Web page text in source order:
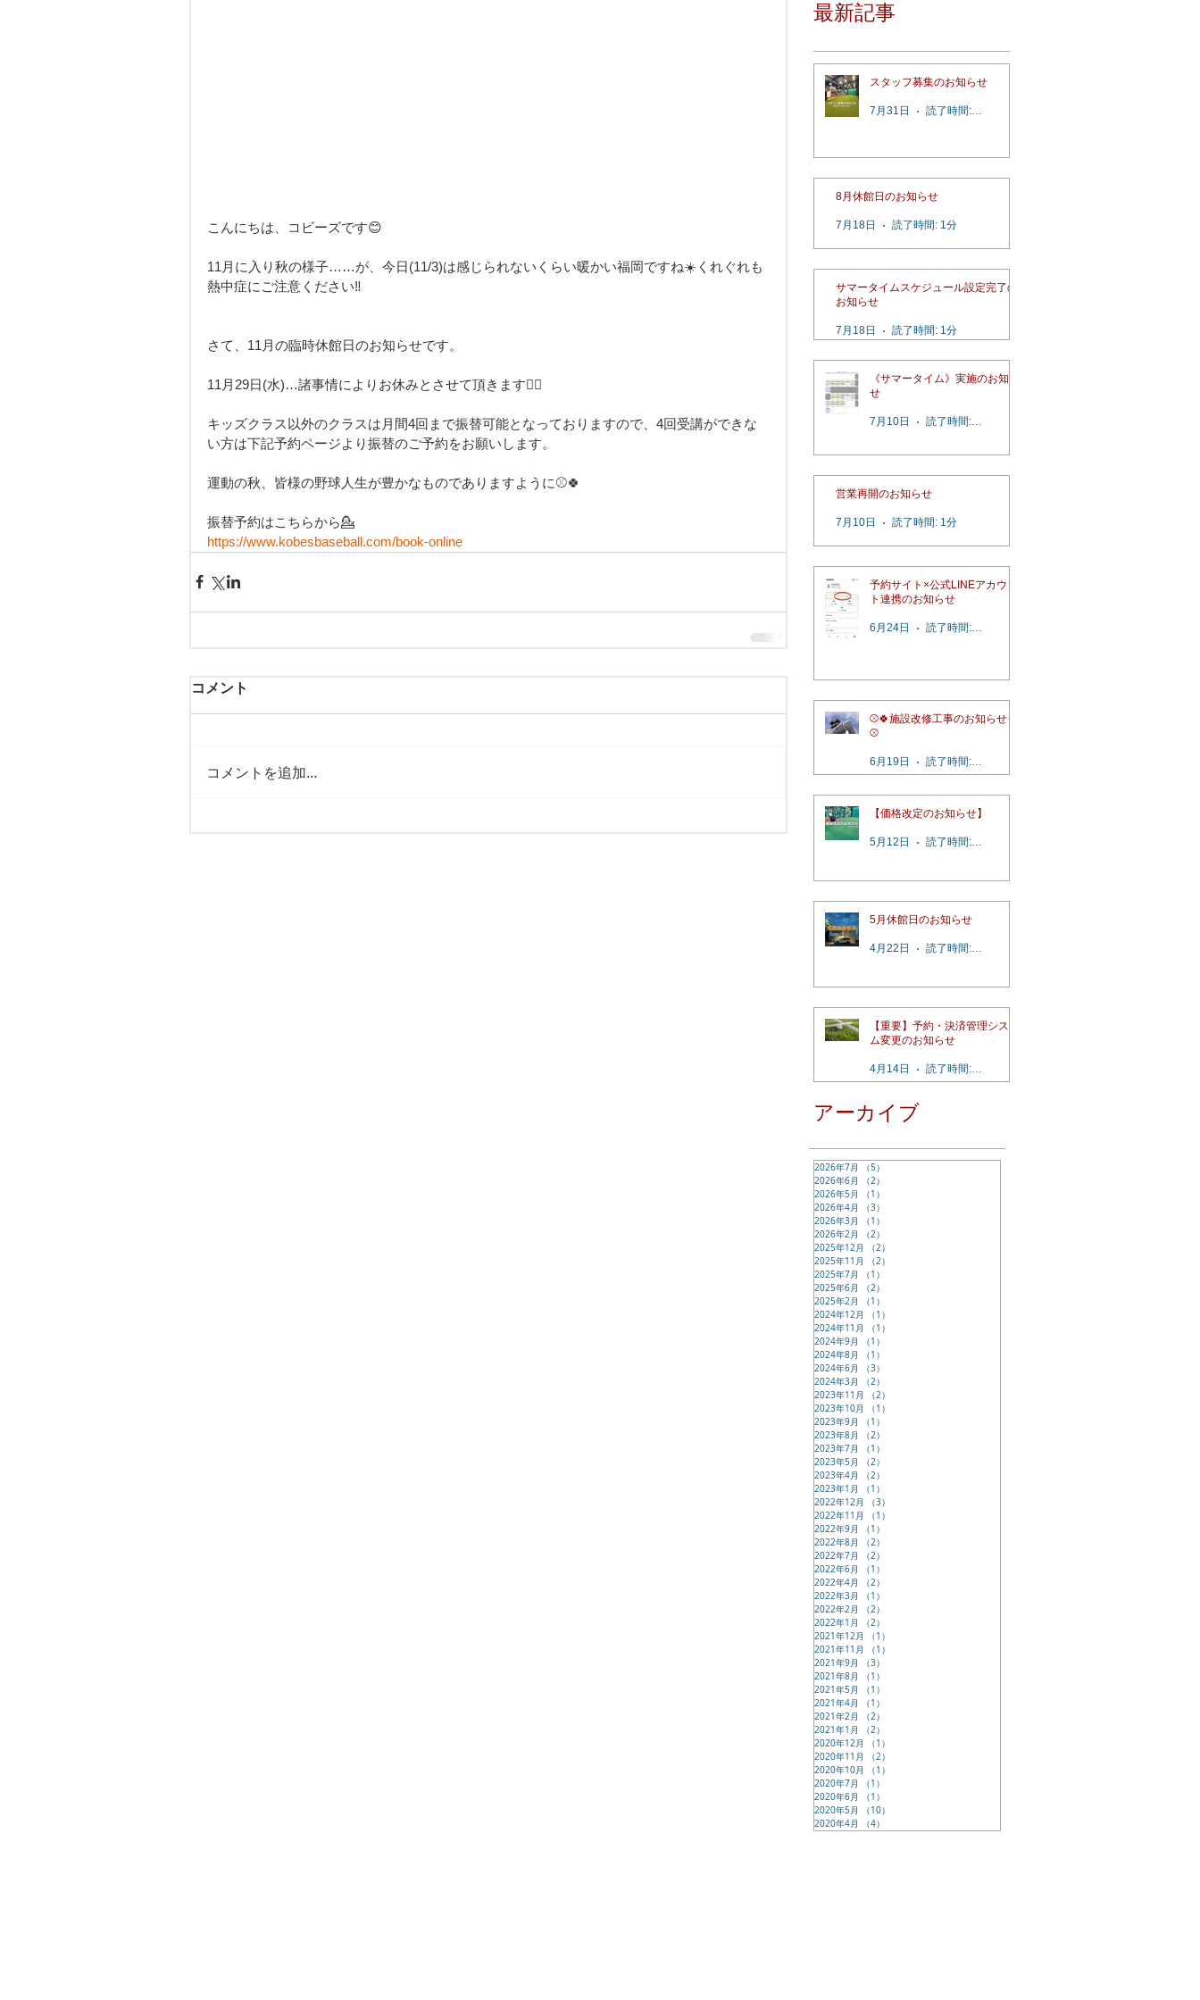
こんにちは、コビーズです😊
11月に入り秋の様子……が、今日(11/3)は感じられないくらい暖かい福岡ですね☀️くれぐれも
熱中症にご注意ください‼️
さて、11月の臨時休館日のお知らせです。
11月29日(水)…諸事情によりお休みとさせて頂きます🙇‍♂️
キッズクラス以外のクラスは月間4回まで振替可能となっておりますので、4回受講ができな
い方は下記予約ページより振替のご予約をお願いします。
運動の秋、皆様の野球人生が豊かなものでありますように⚾️🍀
振替予約はこちらから💁
https://www.kobesbaseball.com/book-online
コメント
コメントを追加…
最新記事
スタッフ募集のお知らせ
7月31日 読了時間: 2分
8月休館日のお知らせ
7月18日 読了時間: 1分
サマータイムスケジュール設定完了の
お知らせ
7月18日 読了時間: 1分
《サマータイム》実施のお知ら
せ
7月10日 読了時間: 2分
営業再開のお知らせ
7月10日 読了時間: 1分
予約サイト×公式LINEアカウン
ト連携のお知らせ
6月24日 読了時間: 1分
⚾️🍀施設改修工事のお知らせ🍀
⚾️
6月19日 読了時間: 1分
【価格改定のお知らせ】
5月12日 読了時間: 2分
5月休館日のお知らせ
4月22日 読了時間: 1分
【重要】予約・決済管理システ
ム変更のお知らせ
4月14日 読了時間: 4分
アーカイブ
2026年7月 （5）
2026年6月
（2）
2026年5月
（1）
2026年4月
（3）
2026年3月
（1）
2026年2月
（2）
2025年12月
（2）
2025年11月
（2）
2025年7月
（1）
2025年6月
（2）
2025年2月
（1）
2024年12月
（1）
2024年11月
（1）
2024年9月
（1）
2024年8月
（1）
2024年6月
（3）
2024年3月
（2）
2023年11月
（2）
2023年10月
（1）
2023年9月
（1）
2023年8月
（2）
2023年7月
（1）
2023年5月
（2）
2023年4月
（2）
2023年1月
（1）
2022年12月
（3）
2022年11月
（1）
2022年9月
（1）
2022年8月
（2）
2022年7月
（2）
2022年6月
（1）
2022年4月
（2）
2022年3月
（1）
2022年2月
（2）
2022年1月
（2）
2021年12月
（1）
2021年11月
（1）
2021年9月
（3）
2021年8月
（1）
2021年5月
（1）
2021年4月
（1）
2021年2月
（2）
2021年1月
（2）
2020年12月
（1）
2020年11月
（2）
2020年10月
（1）
2020年7月
（1）
2020年6月
（1）
2020年5月
（10）
2020年4月
（4）